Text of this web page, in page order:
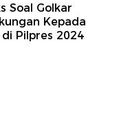
Soal Golkar
Kepada
Pilpres 2024